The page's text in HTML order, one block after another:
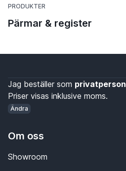
PRODUKTER
Pärmar & register
Jag beställer som privatperson
Priser visas inklusive moms.
Ändra
Om oss
Showroom